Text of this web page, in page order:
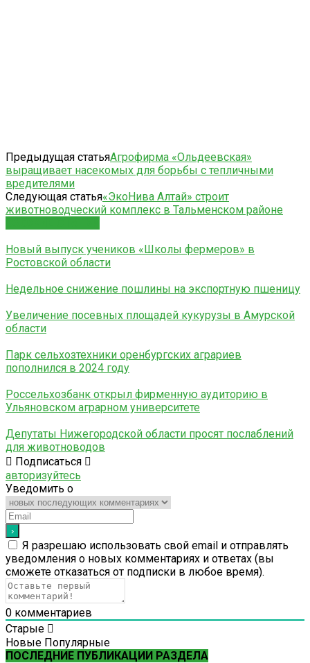
Предыдущая статьяАгрофирма «Ольдеевская»
выращивает насекомых для борьбы с тепличными
вредителями
Следующая статья«ЭкоНива Алтай» строит
животноводческий комплекс в Тальменском районе
Новый выпуск учеников «Школы фермеров» в
Ростовской области
Недельное снижение пошлины на экспортную пшеницу
Увеличение посевных площадей кукурузы в Амурской
области
Парк сельхозтехники оренбургских аграриев
пополнился в 2024 году
Россельхозбанк открыл фирменную аудиторию в
Ульяновском аграрном университете
Депутаты Нижегородской области просят послаблений
для животноводов
Подписаться
авторизуйтесь
Уведомить о
Я разрешаю использовать свой email и отправлять
уведомления о новых комментариях и ответах (вы
cможете отказаться от подписки в любое время).
0 комментариев
Старые
Новые Популярные
ПОСЛЕДНИЕ ПУБЛИКАЦИИ РАЗДЕЛА